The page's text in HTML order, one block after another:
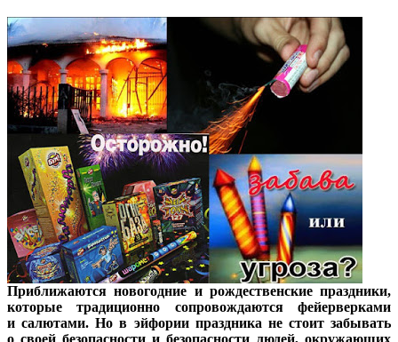
Приближаются новогодние и рождественские праздники,
которые традиционно сопровождаются фейерверками
и салютами. Но в эйфории праздника не стоит забывать
о своей безопасности и безопасности людей, окружающих